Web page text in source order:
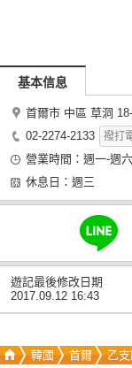
基本信息
首爾市 中區 草洞
02-2274-2133
撥打
營業時間：週一-週
休息日：週三
遊記最後修改日期
2017.09.12 16:43
韓國
首爾 乙